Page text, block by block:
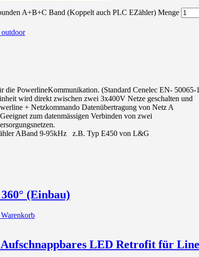
A+B+C Band (Koppelt auch PLC EZähler) Menge
die PowerlineKommunikation. (Standard Cenelec EN- 50065-1
wird direkt zwischen zwei 3x400V Netze geschalten und
+ Netzkommando Datenübertragung von Netz A
zum datenmässigen Verbinden von zwei
ABand 9-95kHz z.B. Typ E450 von L&G
(Einbau)
LED Retrofit für